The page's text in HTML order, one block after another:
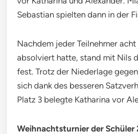
Sebastian spielten dann in der
Nachdem jeder Teilnehmer
absolviert hatte, stand mit Nils
fest. Trotz der Niederlage
sich dank des besseren
Platz 3 belegte Katharina vor
Weihnachtsturnier der Schüler